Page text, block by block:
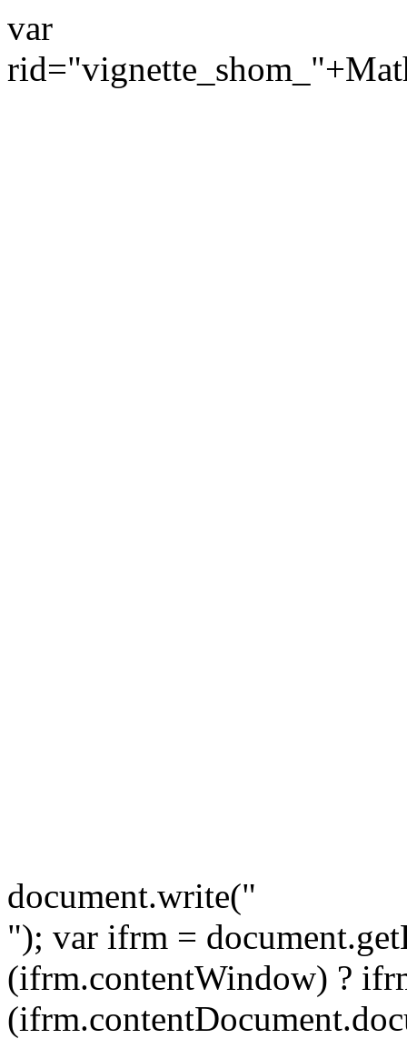
var
document.write("
"); var ifrm =
(ifrm.contentWindow) ?